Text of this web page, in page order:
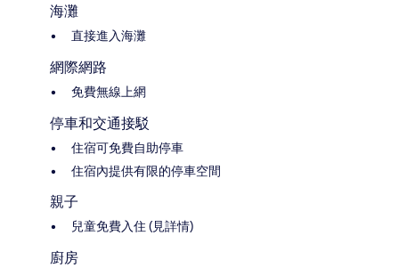
海灘
直接進入海灘
網際網路
免費無線上網
停車和交通接駁
住宿可免費自助停車
住宿內提供有限的停車空間
親子
兒童免費入住 (見詳情)
廚房